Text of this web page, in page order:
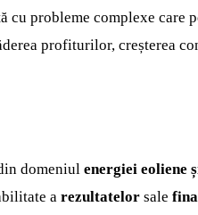
probleme complexe
profiturilor, creșterea
domeniul energiei eoliene
a rezultatelor sale